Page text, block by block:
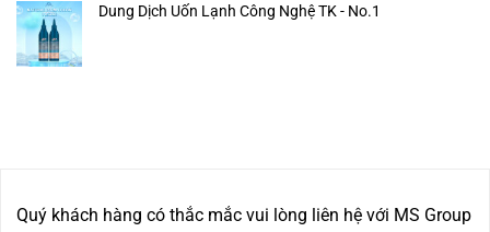
Dung Dịch Uốn Lạnh Công Nghệ TK - No.1
Quý khách hàng có thắc mắc vui lòng liên hệ với MS Group